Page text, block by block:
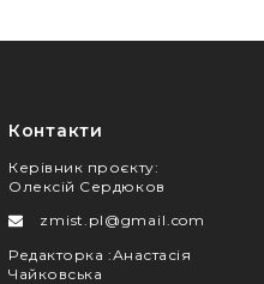
Контакти
Керівник проєкту:
Олексій Сердюков
zmist.pl@gmail.com
Редакторка :Анастасія
Чайковська